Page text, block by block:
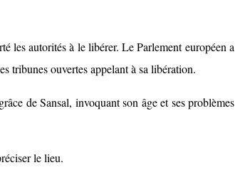
les autorités à le libérer. Le Parlement européen a
tribunes ouvertes appelant à sa libération.
de Sansal, invoquant son âge et ses problèmes
le lieu.